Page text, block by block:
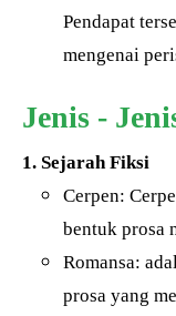
Pendapat
mengenai
Jenis -
1. Sejarah Fiksi
Cerpen:
bentuk prosa
Romansa:
prosa yang